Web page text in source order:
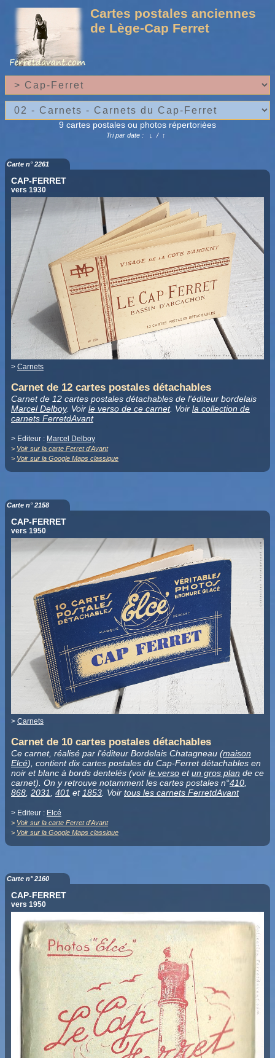
Cartes postales anciennes
de Lège-Cap Ferret
9 cartes postales ou photos répertorièes
Tri par date : ↓ /↑
Carte n° 2261
CAP-FERRET
vers 1930
> Carnets
Carnet de 12 cartes postales détachables
Carnet de 12 cartes postales détachables de l'éditeur bordelais
Marcel Delboy. Voir le verso de ce carnet. Voir la collection de
carnets FerretdAvant
> Editeur : Marcel Delboy
> Voir sur la carte Ferret d'Avant
> Voir sur la Google Maps classique
Carte n° 2158
CAP-FERRET
vers 1950
> Carnets
Carnet de 10 cartes postales détachables
Ce carnet, réalisé par l'éditeur Bordelais Chatagneau (maison
Elcé), contient dix cartes postales du Cap-Ferret détachables en
noir et blanc à bords dentelés (voir le verso etun gros plan de ce
carnet). On y retrouve notamment les cartes postales n°410
868 2031 401 et 1853 . Voir tous les carnets FerretdAvant
> Editeur : Elcé
> Voir sur la carte Ferret d'Avant
> Voir sur la Google Maps classique
Carte n° 2160
CAP-FERRET
vers 1950